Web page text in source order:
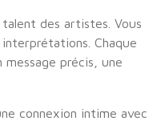
des artistes. Vous
Chaque
précis, une
connexion intime avec